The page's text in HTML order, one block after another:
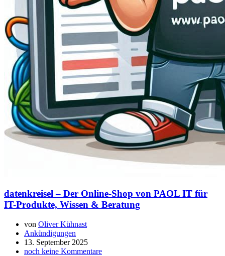
datenkreisel – Der Online-Shop von PAOL IT für
IT-Produkte, Wissen & Beratung
von Oliver Kühnast
Ankündigungen
13. September 2025
noch keine Kommentare